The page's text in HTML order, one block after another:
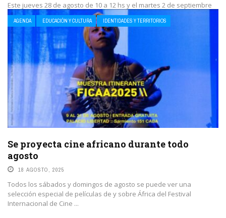
Este jueves 28 de agosto de 10 a 12 hs y el martes 2 de septiembre
de 14 a 16 hs en el Museo ...
LEE MAS
AGENDA EDUCACIÓN Y CULTURA IDENTIDADES Y TERRITORIOS
Se proyecta cine africano durante todo
agosto
18 AGOSTO, 2025
Todos los sábados y domingos de agosto se puede ver una
selección especial de películas de y sobre África del Festival
Internacional de Cine ...